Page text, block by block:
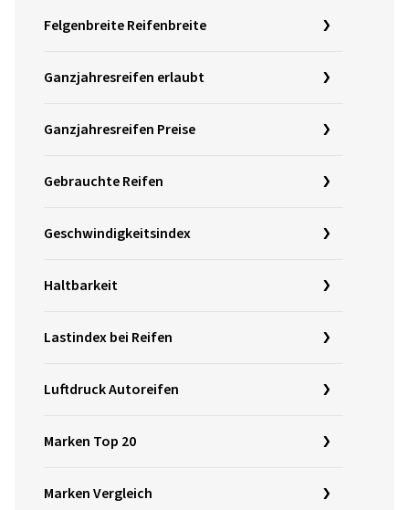
Felgenbreite Reifenbreite
Ganzjahresreifen erlaubt
Ganzjahresreifen Preise
Gebrauchte Reifen
Geschwindigkeitsindex
Haltbarkeit
Lastindex bei Reifen
Luftdruck Autoreifen
Marken Top 20
Marken Vergleich